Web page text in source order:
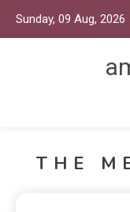
Sunday, 09 Aug, 2026
THE